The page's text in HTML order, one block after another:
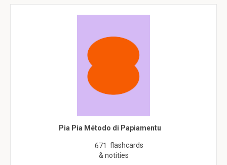
Pia Pia Método di Papiamentu
671 flashcards
& notities